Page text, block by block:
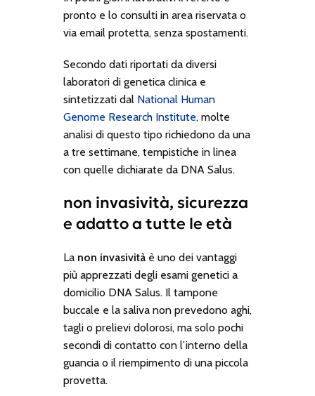
pronto e lo consulti in area riservata o
via email protetta, senza spostamenti.
Secondo dati riportati da diversi
laboratori di genetica clinica e
sintetizzati dal National Human
Genome Research Institute, molte
analisi di questo tipo richiedono da una
a tre settimane, tempistiche in linea
con quelle dichiarate da DNA Salus.
non invasività, sicurezza
e adatto a tutte le età
La non invasivitàè uno dei vantaggi
più apprezzati degli esami genetici a
domicilio DNA Salus. Il tampone
buccale e la saliva non prevedono aghi,
tagli o prelievi dolorosi, ma solo pochi
secondi di contatto con l’interno della
guancia o il riempimento di una piccola
provetta.